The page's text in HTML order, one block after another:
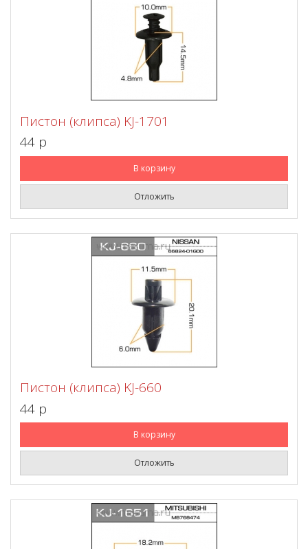
Пистон (клипса) KJ-1701
44 p
В корзину
Отложить
Пистон (клипса) KJ-660
44 p
В корзину
Отложить